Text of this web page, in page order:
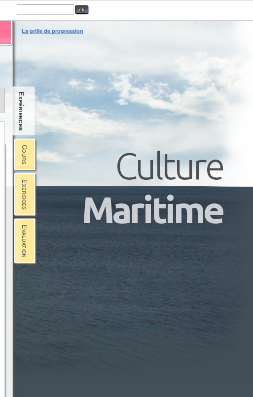
La grille de progression
Expériences
Cours
Exercices
Evaluation